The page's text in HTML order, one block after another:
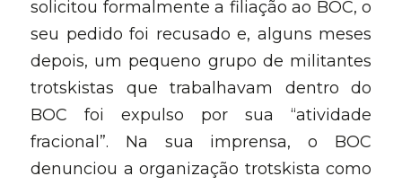
solicitou formalmente a filiação ao BOC, o
seu pedido foi recusado e, alguns meses
depois, um pequeno grupo de militantes
trotskistas que trabalhavam dentro do
BOC foi expulso por sua “atividade
fracional”. Na sua imprensa, o BOC
denunciou a organização trotskista como